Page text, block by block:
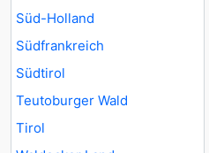
Süd-Holland
Südfrankreich
Südtirol
Teutoburger Wald
Tirol